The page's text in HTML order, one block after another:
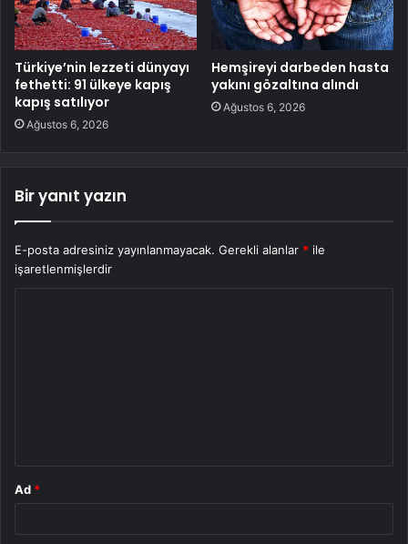
Türkiye’nin lezzeti dünyayı
fethetti: 91 ülkeye kapış
kapış satılıyor
Ağustos 6, 2026
Hemşireyi darbeden hasta
yakını gözaltına alındı
Ağustos 6, 2026
Bir yanıt yazın
E-posta adresiniz yayınlanmayacak. Gerekli alanlar * ile
işaretlenmişlerdir
Ad *